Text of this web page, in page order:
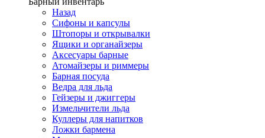
Назад
Сифоны и капсулы
Штопоры и открывалки
Ящики и органайзеры
Аксесуары барные
Атомайзеры и риммеры
Барная посуда
Ведра для льда
Гейзеры и джиггеры
Измельчители льда
Куллеры для напитков
Ложки бармена